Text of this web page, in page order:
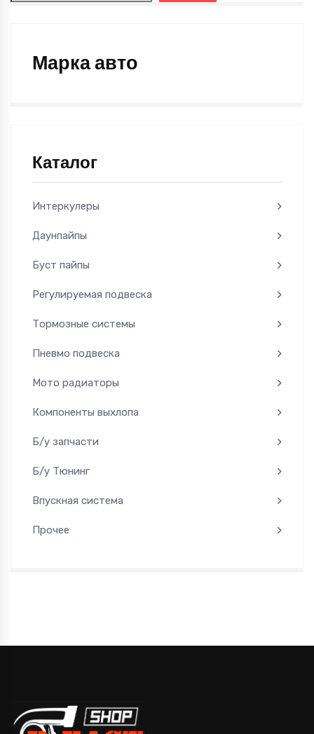
Марка авто
Каталог
Интеркулеры
Даунпайпы
Буст пайпы
Регулируемая подвеска
Тормозные системы
Пневмо подвеска
Мото радиаторы
Компоненты выхлопа
Б/у запчасти
Б/у Тюнинг
Впускная система
Прочее